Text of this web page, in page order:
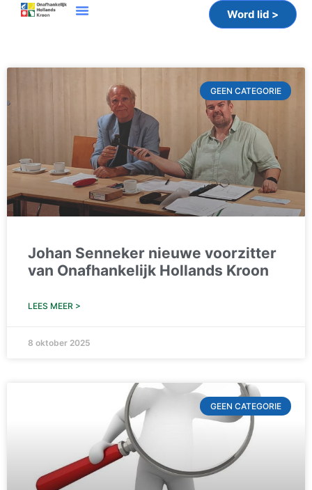
Word lid >
GEEN CATEGORIE
Johan Senneker nieuwe voorzitter
van Onafhankelijk Hollands Kroon
LEES MEER >
8 oktober 2025
GEEN CATEGORIE